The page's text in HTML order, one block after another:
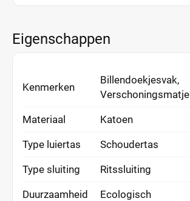
Eigenschappen
Kenmerken
Billendoekjesvak,
Verschoningsmatje
Materiaal Katoen
Type luiertas Schoudertas
Type sluiting Ritssluiting
Duurzaamheid Ecologisch